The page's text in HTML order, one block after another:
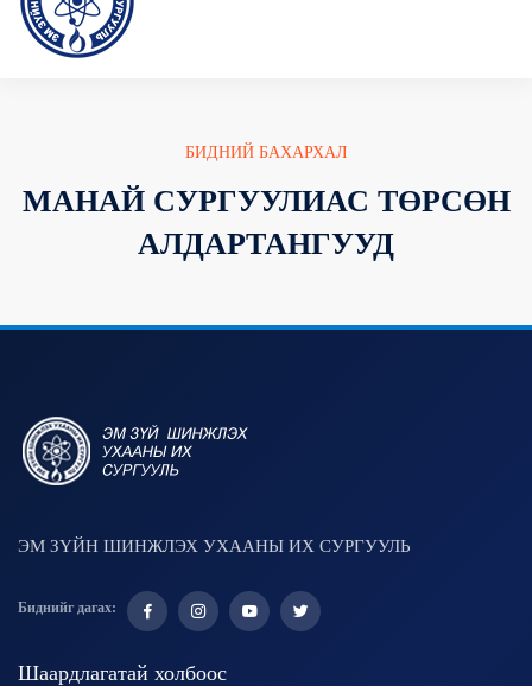
БИДНИЙ БАХАРХАЛ
МАНАЙ СУРГУУЛИАС ТӨРСӨН
АЛДАРТАНГУУД
ЭМ ЗҮЙН ШИНЖЛЭХ УХААНЫ ИХ СУРГУУЛЬ
Биднийг дагах:
Шаардлагатай холбоос